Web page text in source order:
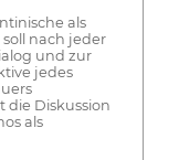
als
nach jeder
und zur
jedes
die Diskussion
als